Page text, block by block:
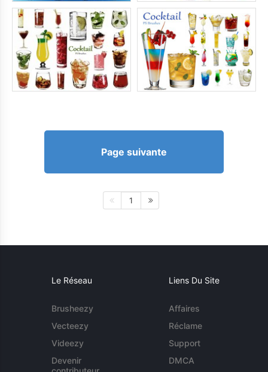
Page suivante
1
Le Réseau
Brusheezy
Vecteezy
Videezy
Devenir
Liens Du Site
Affaires
Réclame
Support
DMCA